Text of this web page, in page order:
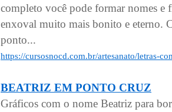
completo você pode formar nomes e
enxoval muito mais bonito e eterno.
ponto...
https://cursosnocd.com.br/artesanato/letras-
BEATRIZ EM PONTO CRUZ
Gráficos com o nome Beatriz para